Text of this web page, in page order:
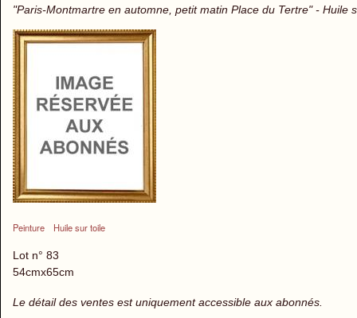
"Paris-Montmartre en automne, petit matin Place du Tertre" - Huile
Peinture Huile sur toile
Lot n° 83
54cmx65cm
Le détail des ventes est uniquement accessible aux abonnés.